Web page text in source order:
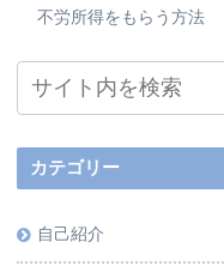
不労所得をもらう方法
カテゴリー
自己紹介